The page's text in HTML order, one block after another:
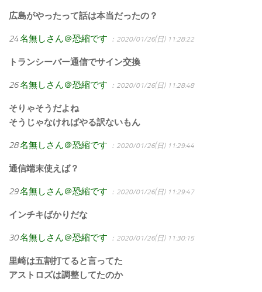
広島がやったって話は本当だったの？
24名無しさん＠恐縮です ：2020/01/26(日) 11:28:22
トランシーバー通信でサイン交換
26名無しさん＠恐縮です ：2020/01/26(日) 11:28:48
そりゃそうだよね
そうじゃなければやる訳ないもん
28名無しさん＠恐縮です ：2020/01/26(日) 11:29:44
通信端末使えば？
29名無しさん＠恐縮です ：2020/01/26(日) 11:29:47
インチキばかりだな
30名無しさん＠恐縮です ：2020/01/26(日) 11:30:15
里崎は五割打てると言ってた
アストロズは調整してたのか